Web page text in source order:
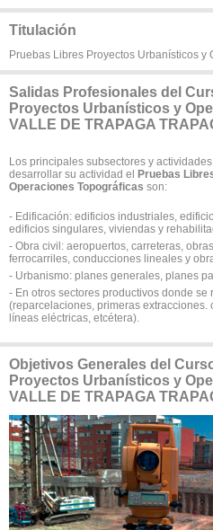
Titulación
Pruebas Libres Proyectos Urbanísticos y
Salidas Profesionales del
Proyectos Urbanísticos y
VALLE DE TRAPAGA
Los principales subsectores y
desarrollar su actividad el
Pruebas
Operaciones Topográficas son:
- Edificación: edificios industriales,
edificios singulares, viviendas y
- Obra civil: aeropuertos, carreteras,
ferrocarriles, conducciones lineales y
- Urbanismo: planes generales, planes
- En otros sectores productivos donde
(reparcelaciones, primeras
líneas eléctricas, etcétera).
Objetivos Generales del
Proyectos Urbanísticos y
VALLE DE TRAPAGA